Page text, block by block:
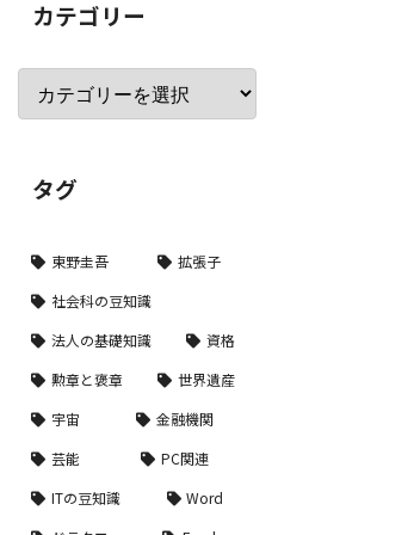
カテゴリー
タグ
東野圭吾
拡張子
社会科の豆知識
法人の基礎知識
資格
勲章と褒章
世界遺産
宇宙
金融機関
芸能
PC関連
ITの豆知識
Word